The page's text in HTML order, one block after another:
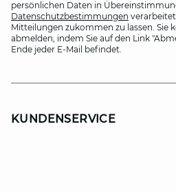
persönlichen Daten in
Datenschutzbestimmungen
Mitteilungen zukommen zu lassen. Sie
abmelden, indem Sie auf den Link
Ende jeder E-Mail befindet.
KUNDENSERVICE